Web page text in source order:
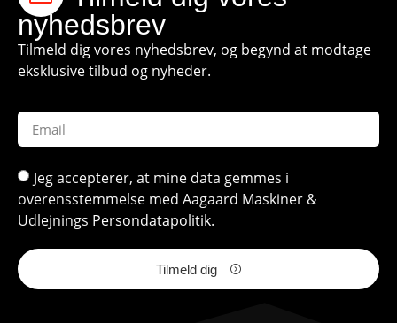
nyhedsbrev
Tilmeld dig vores nyhedsbrev, og begynd at modtage
eksklusive tilbud og nyheder.
Jeg accepterer, at mine data gemmes i
overensstemmelse med Aagaard Maskiner &
Udlejnings Persondatapolitik.
Tilmeld dig